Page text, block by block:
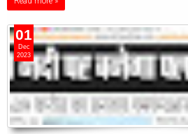
01
Dec
2023